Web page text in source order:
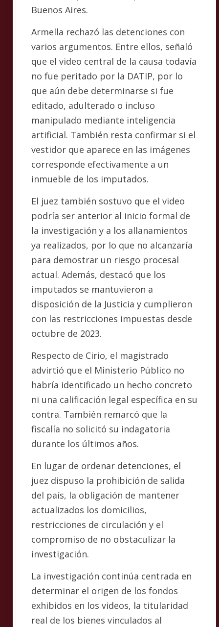
Buenos Aires.
Armella rechazó las detenciones con
varios argumentos. Entre ellos, señaló
que el video central de la causa todavía
no fue peritado por la DATIP, por lo
que aún debe determinarse si fue
editado, adulterado o incluso
manipulado mediante inteligencia
artificial. También resta confirmar si el
vestidor que aparece en las imágenes
corresponde efectivamente a un
inmueble de los imputados.
El juez también sostuvo que el video
podría ser anterior al inicio formal de
la investigación y a los allanamientos
ya realizados, por lo que no alcanzaría
para demostrar un riesgo procesal
actual. Además, destacó que los
imputados se mantuvieron a
disposición de la Justicia y cumplieron
con las restricciones impuestas desde
octubre de 2023.
Respecto de Cirio, el magistrado
advirtió que el Ministerio Público no
habría identificado un hecho concreto
ni una calificación legal específica en su
contra. También remarcó que la
fiscalía no solicitó su indagatoria
durante los últimos años.
En lugar de ordenar detenciones, el
juez dispuso la prohibición de salida
del país, la obligación de mantener
actualizados los domicilios,
restricciones de circulación y el
compromiso de no obstaculizar la
investigación.
La investigación continúa centrada en
determinar el origen de los fondos
exhibidos en los videos, la titularidad
real de los bienes vinculados al